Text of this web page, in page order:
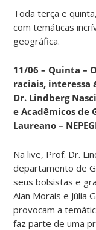
Toda terça e
com temáticas
geográfica.
11/06 – Quinta –
raciais, interessa
Dr. Lindberg
e Acadêmicos de
Laureano –
Na live, Prof. Dr.
departamento de
seus bolsistas e
Alan Morais e Júlia
provocam a
faz parte de uma